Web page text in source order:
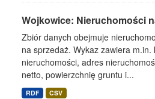
Wojkowice: Nieruchomości
Zbiór danych obejmuje
na sprzedaż. Wykaz zawiera m.in.
nieruchomości, adres
netto, powierzchnię gruntu i...
RDF CSV